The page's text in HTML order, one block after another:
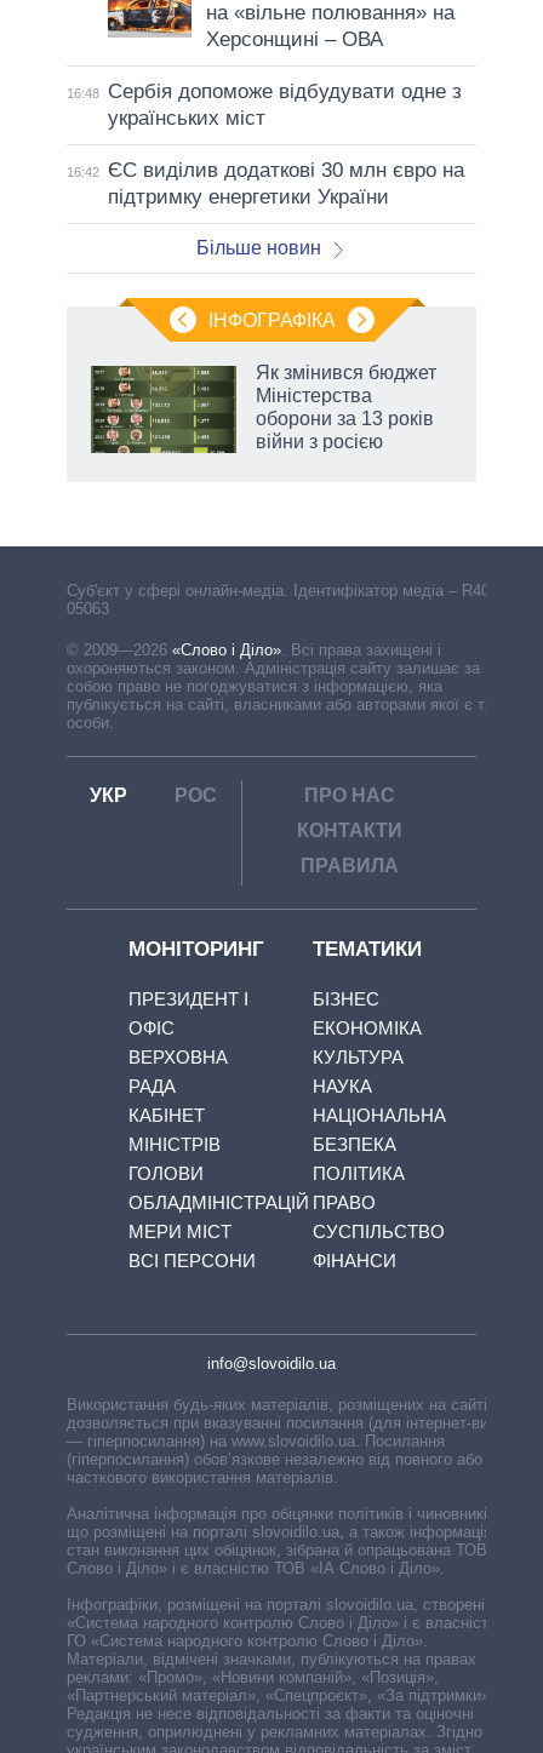
на «вільне полювання» на
Херсонщині – ОВА
16:48
Сербія допоможе відбудувати одне з
українських міст
16:42
ЄС виділив додаткові 30 млн євро на
підтримку енергетики України
Більше новин
ІНФОГРАФІКА
Як змінився бюджет
Міністерства
оборони за 13 років
війни з росією
Cуб'єкт у сфері онлайн-медіа. Ідентифікатор медіа – R40-
05063
© 2009—2026 «Слово і Діло». Всі права захищені і
охороняються законом. Адміністрація сайту залишає за
собою право не погоджуватися з інформацією, яка
публікується на сайті, власниками або авторами якої є треті
особи.
УКР РОС
ПРО НАС
КОНТАКТИ
ПРАВИЛА
МОНІТОРИНГ
ПРЕЗИДЕНТ І
ОФІС
ВЕРХОВНА
РАДА
КАБІНЕТ
МІНІСТРІВ
ГОЛОВИ
ОБЛАДМІНІСТРАЦІЙ
МЕРИ МІСТ
ВСІ ПЕРСОНИ
ТЕМАТИКИ
БІЗНЕС
ЕКОНОМІКА
КУЛЬТУРА
НАУКА
НАЦІОНАЛЬНА
БЕЗПЕКА
ПОЛІТИКА
ПРАВО
СУСПІЛЬСТВО
ФІНАНСИ
info@slovoidilo.ua
Використання будь-яких матеріалів, розміщених на сайті,
дозволяється при вказуванні посилання (для інтернет-видань
— гіперпосилання) на www.slovoidilo.ua. Посилання
(гіперпосилання) обов’язкове незалежно від повного або
часткового використання матеріалів.
Аналітична інформація про обіцянки політиків і чиновників,
що розміщені на порталі slovoidilo.ua, а також інформація про
стан виконання цих обіцянок, зібрана й опрацьована ТОВ «ІА
Слово і Діло» і є власністю ТОВ «ІА Слово і Діло».
Інфографіки, розміщені на порталі slovoidilo.ua, створені ГО
«Система народного контролю Слово і Діло» і є власністю
ГО «Система народного контролю Слово і Діло».
Матеріали, відмічені значками, публікуються на правах
реклами: «Промо», «Новини компаній», «Позиція»,
«Партнерський матеріал», «Спецпроєкт», «За підтримки».
Редакція не несе відповідальності за факти та оціночні
судження, оприлюднені у рекламних матеріалах. Згідно з